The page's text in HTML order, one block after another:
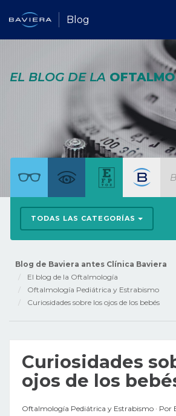
Blog
EL BLOG DE LA
TODAS LAS CATEGORÍAS
Blog de Baviera antes Clínica Baviera
El blog de la Oftalmología
Oftalmología Pediátrica y Estrabismo
Curiosidades sobre los ojos de los bebés
Curiosidades
ojos de los
Oftalmología Pediátrica y Estrabismo Por